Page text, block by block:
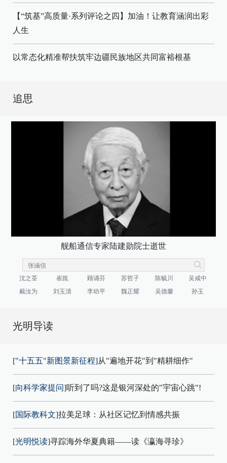
【“筑基”高质量·系列评论之四】加油！让教育涵润出彩
人生
以常态化精准帮扶筑牢边疆民族地区共同富裕根基
追思
舰船通信专家陆建勋院士逝世
沈之荃 崔崑 顾诵芬 苏哲子 陈毓川
吴咸中
戴汝为
刘玉清 李幼平 魏正耀 吴德馨 孙玉
光明导读
["十五五"新图景新征程]从"遍地开花"到"精耕细作"
[向科学家提问]听到了吗?这是银河深处的"宇宙心跳"!
[国际教科文]拉美足球：从社区记忆到情感共振
[光明悦读]寻踪海外华夏典籍——读《瀛海寻珍》